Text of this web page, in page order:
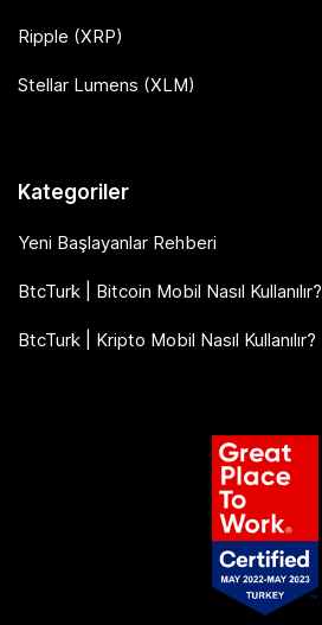
Ripple (XRP)
Stellar Lumens (XLM)
Kategoriler
Yeni Başlayanlar Rehberi
BtcTurk | Bitcoin Mobil Nasıl Kullanılır?
BtcTurk | Kripto Mobil Nasıl Kullanılır?